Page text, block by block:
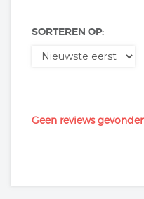
SORTEREN OP:
Geen reviews